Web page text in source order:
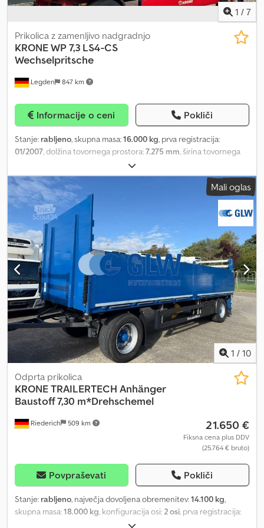
1 / 7
Legden 847 km
Prikolica z zamenljivo nadgradnjo
KRONEWP 7,3 LS4-CS
Wechselpritsche
Informacije o ceni Pokliči
Stanje: rabljeno, skupna masa:16.000 kg, prva registracija:
01/2007, dolžina tovornega prostora:7.275 mm, širina tovornega
, višina nakladalnega prostora:
ima poškodbo na sprednji steni. * Edscha – pomično nadstrešek *
Pomikalna ponjava na obeh straneh ----Številka vozila: 11519a----
Pridržujemo si pravico do sprememb in napak ter do predhodne
prodaje.----Vse reklamne napise in druge oznake smo odstranili
digitalno.----Z veseljem vam bomo pomagali pri vseh formalnostih,
ki so povezane z nakupom vozila. Preprosto nam sporočite vaše
želje in predloge, mi pa bomo poskrbeli za ostalo. Med drugim vam
lahko proti doplačilu ponudimo naslednje storitve: Dkjdpoygcalsfx
Aa Rer * Sprejem vašega starega vozila v račun * Tehnični
pregled/Sprejem vozila pri TÜV/SP * Celovita ureditev izvoza *
Posredovanje pri financiranju * Ureditev izvoznih tablic * Prevoz
vozil * Registracija vozil * Odstranjevanje in transport vozil ----
VAŠE VTS TIM
Mali oglas
1 / 10
Riederich 509 km
Odprta prikolica
KRONETRAILERTECH Anhänger
Baustoff 7,30 m*Drehschemel
21.650 €
Fiksna cena plus DDV
(25.764 € bruto)
Povpraševati Pokliči
Stanje: rabljeno, največja dovoljena obremenitev:14.100 kg,
skupna masa:18.000 kg, konfiguracija osi:2 osi, prva registracija:
, dolžina tovornega prostora: